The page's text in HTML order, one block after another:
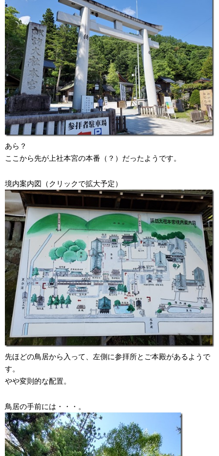
あら？
ここから先が上社本宮の本番（？）だったようです。
境内案内図（クリックで拡大予定）
先ほどの鳥居から入って、左側に参拝所とご本殿があるようで
す。
やや変則的な配置。
鳥居の手前には・・・。